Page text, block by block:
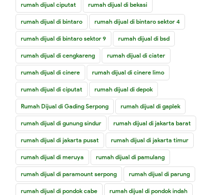
rumah dijual ciputat rumah dijual di bekasi
rumah dijual di bintaro rumah dijual di bintaro sektor 4
rumah dijual di bintaro sektor 9 rumah dijual di bsd
rumah dijual di cengkareng rumah dijual di ciater
rumah dijual di cinere rumah dijual di cinere limo
rumah dijual di ciputat rumah dijual di depok
Rumah Dijual di Gading Serpong rumah dijual di gaplek
rumah dijual di gunung sindur rumah dijual di jakarta barat
rumah dijual di jakarta pusat rumah dijual di jakarta timur
rumah dijual di meruya rumah dijual di pamulang
rumah dijual di paramount serpong rumah dijual di parung
rumah dijual di pondok cabe rumah dijual di pondok indah